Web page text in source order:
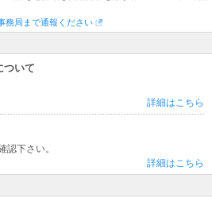
おそれ）。
ご確認ください。
きません。
は行っておりません。
部と異なる場合があります。予めご了承くだ
品の色合いと多少異なってみえる場合があり
封後・使用後のキャンセルは固くお断りいた
務局まで通報ください
ついて
詳細はこちら
認下さい。
詳細はこちら